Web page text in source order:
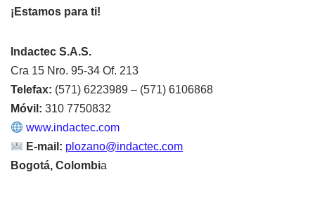
¡Estamos para ti!
Indactec S.A.S.
Cra 15 Nro. 95-34 Of. 213
Telefax: (571) 6223989 – (571) 6106868
Móvil: 310 7750832
www.indactec.com
E-mail: plozano@indactec.com
Bogotá, Colombia